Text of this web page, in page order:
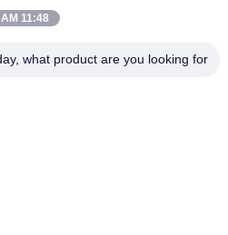
حولنا
11:48 AM
what product are you looking for?